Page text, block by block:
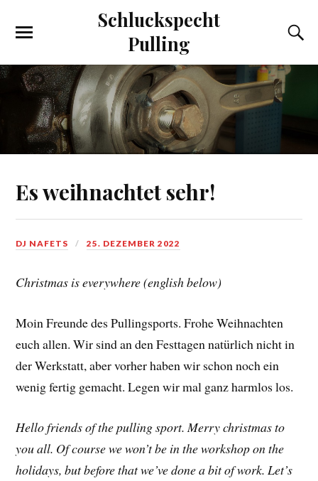
Schluckspecht
Pulling
Es weihnachtet sehr!
DJ NAFETS 25. DEZEMBER 2022
Christmas is everywhere (english below)
Moin Freunde des Pullingsports. Frohe Weihnachten
euch allen. Wir sind an den Festtagen natürlich nicht in
der Werkstatt, aber vorher haben wir schon noch ein
wenig fertig gemacht. Legen wir mal ganz harmlos los.
Hello friends of the pulling sport. Merry christmas to
you all. Of course we won’t be in the workshop on the
holidays, but before that we’ve done a bit of work. Let’s